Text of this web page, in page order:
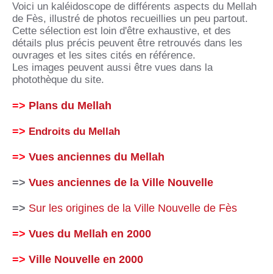
Voici un kaléidoscope de différents aspects du Mellah
de Fès, illustré de photos recueillies un peu partout.
Cette sélection est loin d'être exhaustive, et des
détails plus précis peuvent être retrouvés dans les
ouvrages et les sites cités en référence.
Les images peuvent aussi être vues dans la
photothèque du site.
=> Plans du Mellah
=> Endroits du Mellah
=> Vues anciennes du Mellah
=> Vues anciennes de la Ville Nouvelle
=> Sur les origines de la Ville Nouvelle de Fès
=> Vues du Mellah en 2000
=> Ville Nouvelle en 2000